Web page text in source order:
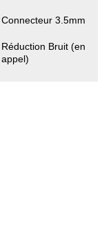
Connecteur 3.5mm
Réduction Bruit (en
appel)